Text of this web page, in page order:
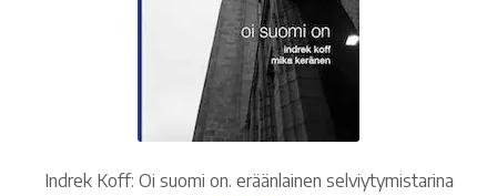
Indrek Koff: Oi suomi on. eräänlainen selviytymistarina